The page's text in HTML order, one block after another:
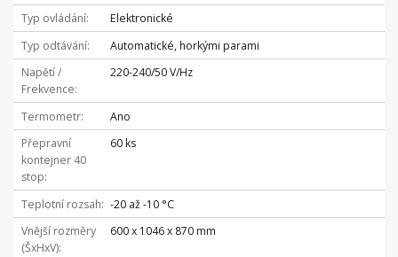
Typ ovládání
Elektronické
Typ odtávání
Automatické, horkými parami
Napětí /
Frekvence
220-240/50 V/Hz
Termometr
Ano
Přepravní
kontejner 40
stop
60 ks
Teplotní rozsah
-20 až -10 °C
Vnější rozměry
(ŠxHxV)
600 x 1046 x 870 mm